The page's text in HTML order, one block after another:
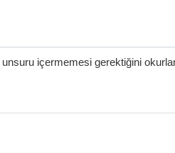
içermemesi gerektiğini